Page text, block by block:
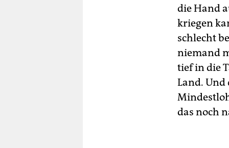
die Hand
kriegen
schlecht
niemand
tief in die
Land.
das noch